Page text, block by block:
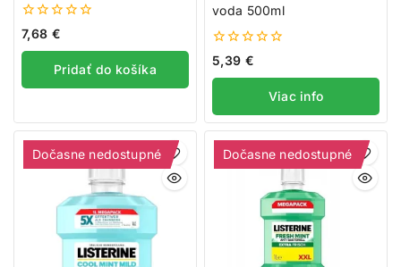
0
5
7,68 €
Pridať do košíka
voda 500ml
0
5
5,39 €
Viac info
Dočasne nedostupné Dočasne nedostupné